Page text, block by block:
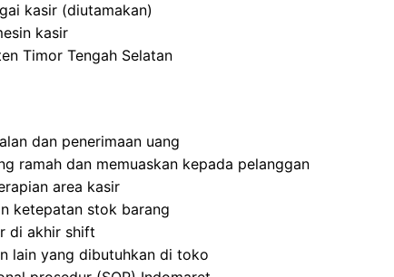
kasir (diutamakan)
kasir
Timor Tengah Selatan
dan penerimaan uang
ramah dan memuaskan kepada pelanggan
area kasir
ketepatan stok barang
di akhir shift
lain yang dibutuhkan di toko